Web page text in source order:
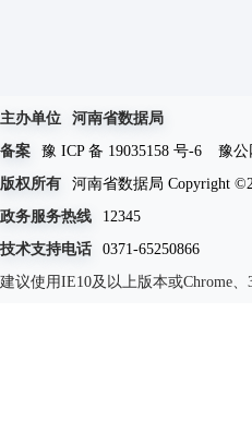
主办单位
河南省数据局
备案
豫 ICP 备 19035158 号-6
豫公
版权所有
河南省数据局 Copyright
政务服务热线
12345
技术支持电话
0371-65250866
建议使用IE10及以上版本或Chrome